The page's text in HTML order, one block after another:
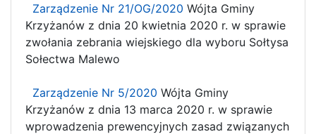
Zarządzenie Nr 21/OG/2020 Wójta Gminy
Krzyżanów z dnia 20 kwietnia 2020 r. w sprawie
zwołania zebrania wiejskiego dla wyboru Sołtysa
Sołectwa Malewo
Zarządzenie Nr 5/2020 Wójta Gminy
Krzyżanów z dnia 13 marca 2020 r. w sprawie
wprowadzenia prewencyjnych zasad związanych